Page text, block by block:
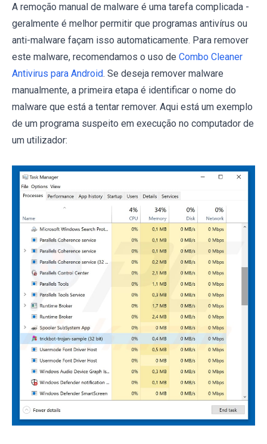
A remoção manual de malware é uma tarefa complicada -
geralmente é melhor permitir que programas antivírus ou
anti-malware façam isso automaticamente. Para remover
este malware, recomendamos o uso de Combo Cleaner
Antivirus para Android. Se deseja remover malware
manualmente, a primeira etapa é identificar o nome do
malware que está a tentar remover. Aqui está um exemplo
de um programa suspeito em execução no computador de
um utilizador: